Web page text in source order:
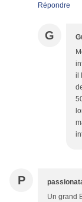
Répondre
G
il
P
Un grand